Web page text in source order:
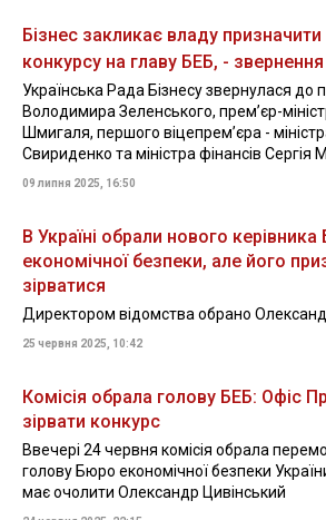
Бізнес закликає владу
конкурсу на главу БЕБ, - звернення
Українська Рада Бізнесу звернулася до
Володимира Зеленського, прем’єр-
Шмигаля, першого віцепрем’єра -
Свириденко та міністра фінансів Сергія
09 липня 2025, 16:50
В Україні обрали нового
економічної безпеки, але його
зірватися
Директором відомства обрано
25 червня 2025, 10:42
Комісія обрала голову БЕБ: Офіс
зірвати конкурс
Ввечері 24 червня комісія обрала
голову Бюро економічної безпеки
має очолити Олександр Цивінський